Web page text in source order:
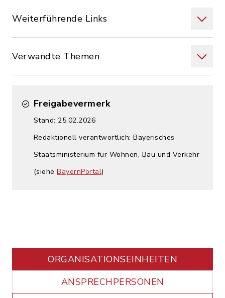
Weiterführende Links
Verwandte Themen
Freigabevermerk
Stand: 25.02.2026
Redaktionell verantwortlich: Bayerisches
Staatsministerium für Wohnen, Bau und Verkehr
(siehe BayernPortal)
ORGANISATIONS­EINHEITEN
ANSPRECHPERSONEN